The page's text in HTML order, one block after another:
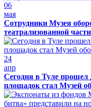
06
мая
Сотрудники Музея
театрализованной
24
апр
Сегодня в Туле
площадок стал Музей